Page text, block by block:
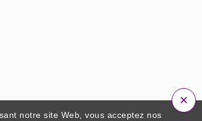
notre site Web, vous acceptez nos
×